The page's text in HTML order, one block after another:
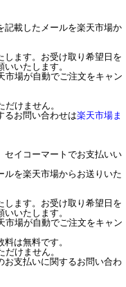
記載したメールを楽天市場か
します。お受け取り希望日を
いたします。
市場が自動でご注文をキャン
けません。
るお問い合わせは楽天市場ま
セイコーマートでお支払いい
ルを楽天市場からお送りいた
します。お受け取り希望日を
いたします。
市場が自動でご注文をキャン
は無料です。
けません。
支払いに関するお問い合わ